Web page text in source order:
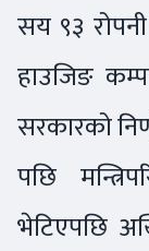
सय ९३
हाउजिङ
सरकारको
पछि
भेटिएपछि